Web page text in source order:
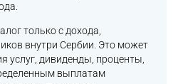
только с дохода,
внутри Сербии. Это может
услуг, дивиденды, проценты,
выплатам